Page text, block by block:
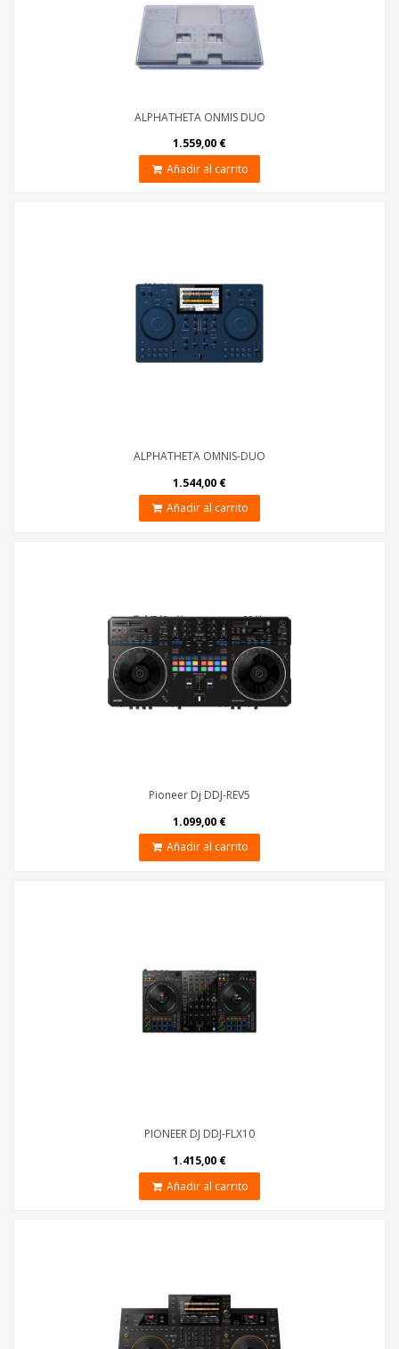
ALPHATHETA ONMIS DUO
1.559,00 €
Añadir al carrito
ALPHATHETA OMNIS-DUO
1.544,00 €
Añadir al carrito
Pioneer Dj DDJ-REV5
1.099,00 €
Añadir al carrito
PIONEER DJ DDJ-FLX10
1.415,00 €
Añadir al carrito